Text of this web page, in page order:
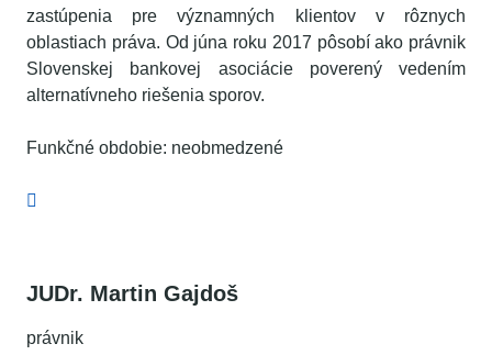
zastúpenia pre významných klientov v rôznych
oblastiach práva. Od júna roku 2017 pôsobí ako právnik
Slovenskej bankovej asociácie poverený vedením
alternatívneho riešenia sporov.
Funkčné obdobie: neobmedzené
JUDr. Martin Gajdoš
právnik